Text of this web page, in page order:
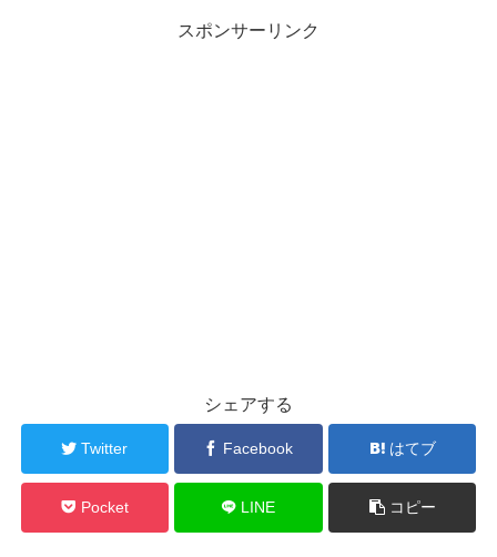
スポンサーリンク
シェアする
Twitter Facebook はてブ
Pocket LINE コピー